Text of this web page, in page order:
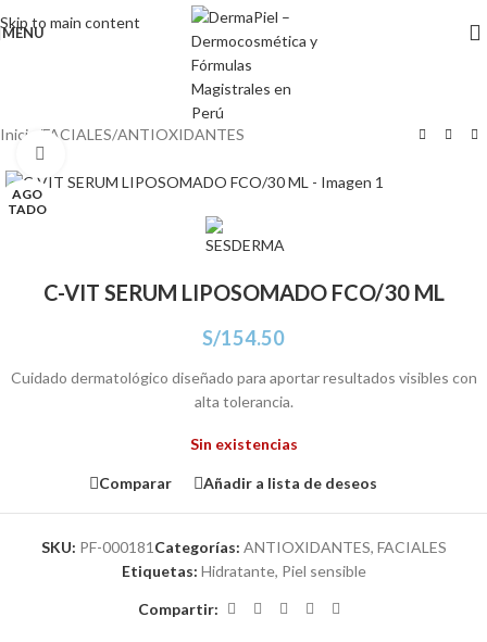
Skip to main content
MENU
Inicio /FACIALES/ANTIOXIDANTES
AGO
TADO
C-VIT SERUM LIPOSOMADO FCO/30 ML
S/154.50
Cuidado dermatológico diseñado para aportar resultados visibles con
alta tolerancia.
Sin existencias
Comparar Añadir a lista de deseos
SKU: PF-000181Categorías: ANTIOXIDANTES, FACIALES
Etiquetas: Hidratante, Piel sensible
Compartir: